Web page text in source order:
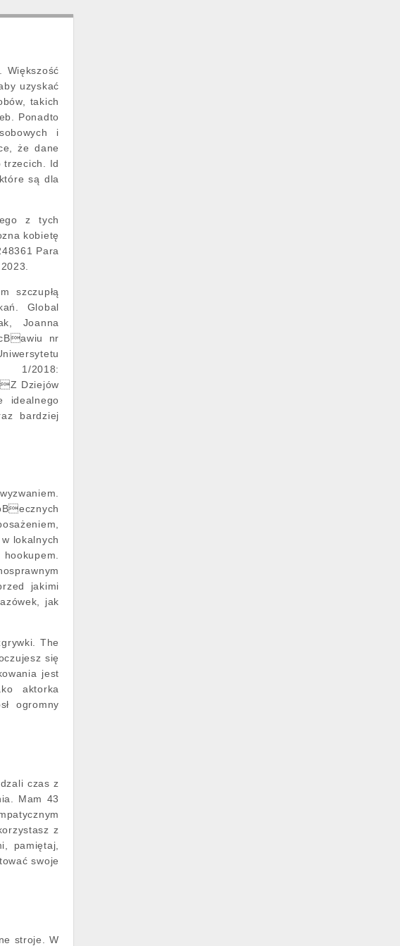
Większość
uzyskać
takich
Ponadto
i
że dane
trzecich. Id
są dla
z tych
kobietę
Para
szczupłą
Global
Joanna
nr
2018:
Dziejów
idealnego
bardziej
lokalnych
jakimi
jak
The
się
jest
aktorka
ogromny
czas z
Mam 43
z
pamiętaj,
swoje
stroje. W